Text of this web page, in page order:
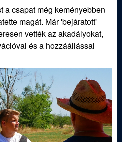
a csapat még keményebben
magát. Már 'bejáratott'
vették az akadályokat,
és a hozzáállással